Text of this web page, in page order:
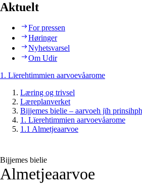
Aktuelt
For pressen
Høringer
Nyhetsvarsel
Om Udir
1. Lïerehtimmien aarvoevåarome
Læring og trivsel
Læreplanverket
Bijjemes bielie – aarvoeh jïh
1. Lïerehtimmien aarvoevåarome
1.1 Almetjeaarvoe
Bijjemes bielie
Almetjeaarvoe